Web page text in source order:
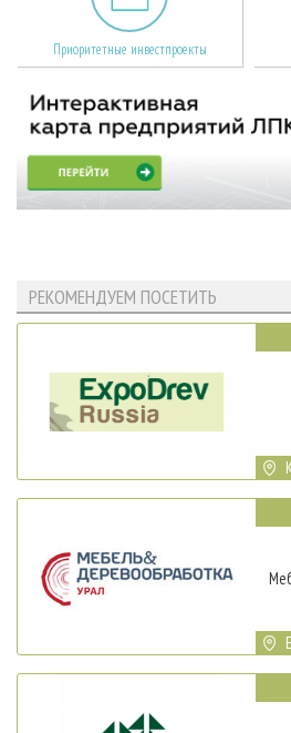
Приоритетные инвестпроекты
РЕКОМЕНДУЕМ ПОСЕТИТЬ